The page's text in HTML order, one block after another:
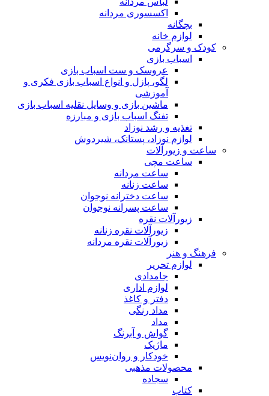
اکسسوری مردانه
بچگانه
لوازم خانه
کودک و سرگرمی
اسباب بازی
عروسک و ست اسباب بازی
لگو، پازل و انواع اسباب بازی فکری و
آموزشی
ماشین بازی و وسایل نقلیه اسباب بازی
تفنگ اسباب بازی و مبارزه
تغذیه و رشد نوزاد
لوازم نوزاد، پستانک، شیردوش
ساعت و زیور‌آلات
ساعت مچی
ساعت مردانه
ساعت زنانه
ساعت دخترانه نوجوان
ساعت پسرانه نوجوان
زیورآلات نقره
زیورآلات نقره زنانه
زیورآلات نقره مردانه
فرهنگ و هنر
لوازم تحریر
جامدادی
لوازم اداری
دفتر و کاغذ
مداد رنگی
مداد
گواش و آبرنگ
ماژیک
خودکار و روان‌نویس
محصولات مذهبی
سجاده
کتاب